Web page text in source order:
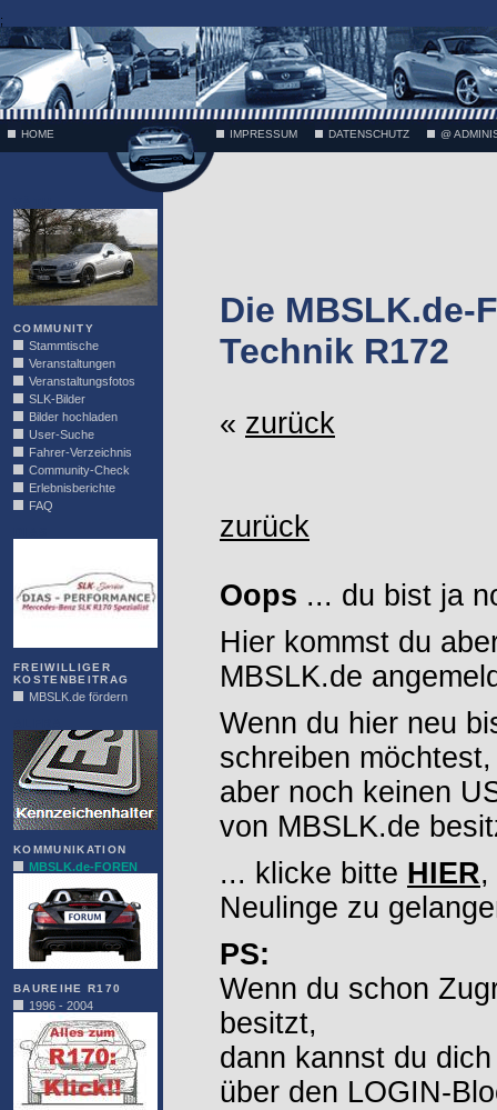
;
HOME IMPRESSUM DATENSCHUTZ @
COMMUNITY
Stammtische
Veranstaltungen
Veranstaltungsfotos
SLK-Bilder
Bilder hochladen
User-Suche
Fahrer-Verzeichnis
Community-Check
Erlebnisberichte
FAQ
FREIWILLIGER
KOSTENBEITRAG
MBSLK.de fördern
KOMMUNIKATION
MBSLK.de-FOREN
BAUREIHE R170
1996 - 2004
Die MBSLK.de-
Technik R172
« zurück
zurück
Oops ... du bist ja
Hier kommst du
MBSLK.de
Wenn du hier neu
schreiben möchtest,
aber noch keinen
von MBSLK.de
... klicke bitte HIER,
Neulinge zu
PS:
Wenn du schon
besitzt,
dann kannst du
über den LOGIN-